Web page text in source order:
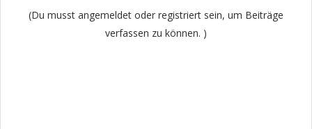
(Du musst angemeldet oder registriert sein, um Beiträge
verfassen zu können. )